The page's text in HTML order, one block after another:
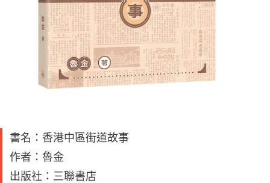
書名：香港中區街道故事
作者：魯金
出版社：三聯書店